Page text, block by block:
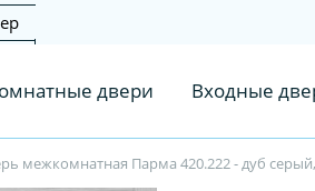
двери Входные
межкомнатная Парма 420.222 - дуб